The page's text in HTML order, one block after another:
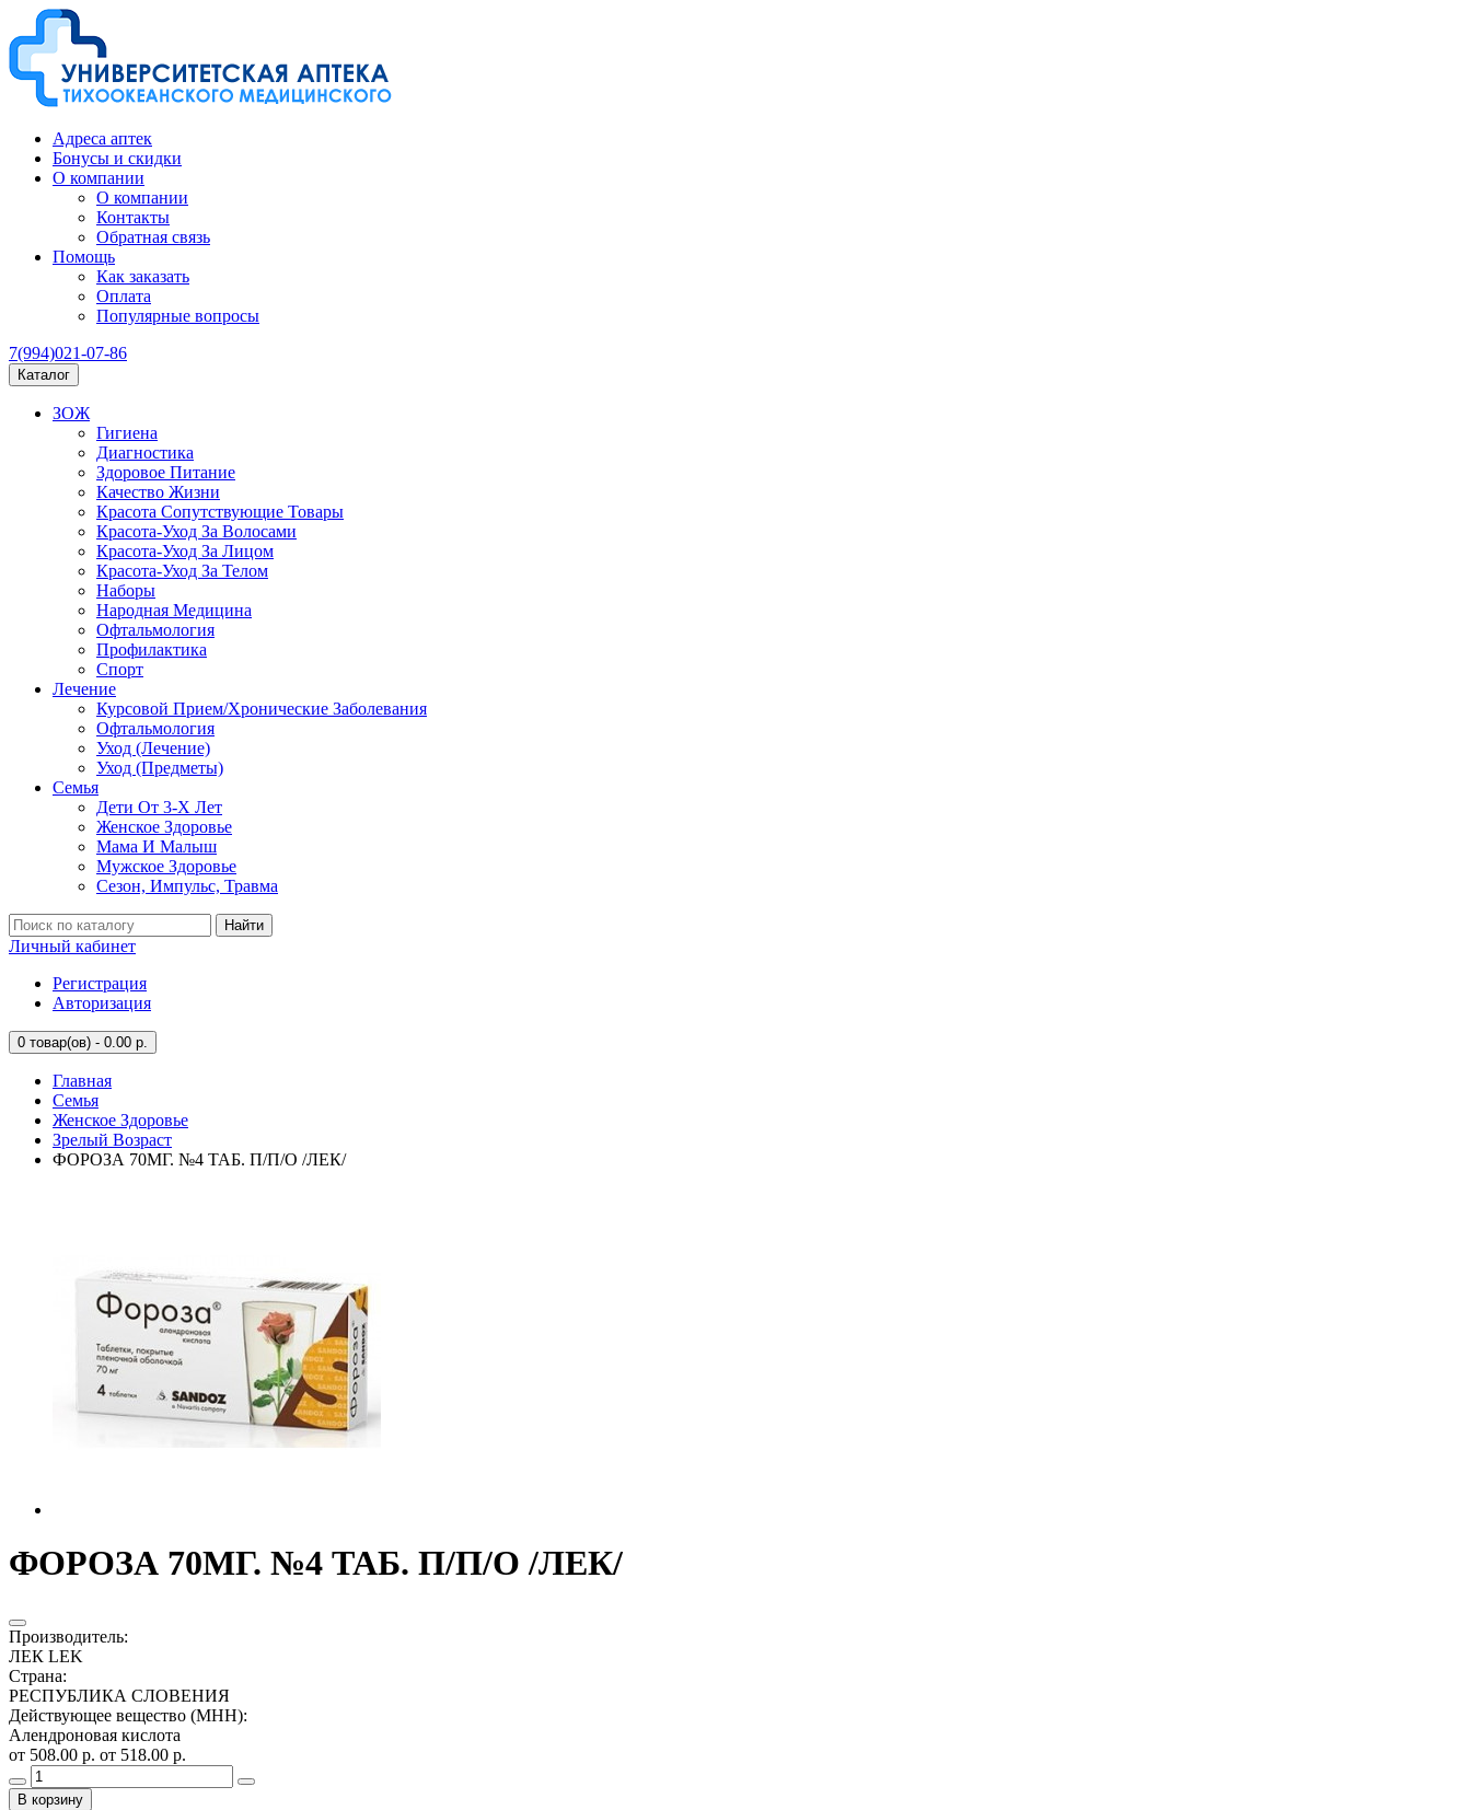
Адреса аптек
Бонусы и скидки
О компании
О компании
Контакты
Обратная связь
Помощь
Как заказать
Оплата
Популярные вопросы
7(994)021-07-86
Каталог
ЗОЖ
Гигиена
Диагностика
Здоровое Питание
Качество Жизни
Красота Сопутствующие Товары
Красота-Уход За Волосами
Красота-Уход За Лицом
Красота-Уход За Телом
Наборы
Народная Медицина
Офтальмология
Профилактика
Спорт
Лечение
Курсовой Прием/Хронические Заболевания
Офтальмология
Уход (Лечение)
Уход (Предметы)
Семья
Дети От 3-Х Лет
Женское Здоровье
Мама И Малыш
Мужское Здоровье
Сезон, Импульс, Травма
Найти
Личный кабинет
Регистрация
Авторизация
0 товар(ов) - 0.00 р.
Главная
Семья
Женское Здоровье
Зрелый Возраст
ФОРОЗА 70МГ. №4 ТАБ. П/П/О /ЛЕК/
ФОРОЗА 70МГ. №4 ТАБ. П/П/О /ЛЕК/
Производитель:
ЛЕК LEK
Страна:
РЕСПУБЛИКА СЛОВЕНИЯ
Действующее вещество (МНН):
Алендроновая кислота
от 508.00 р. от 518.00 р.
В корзину